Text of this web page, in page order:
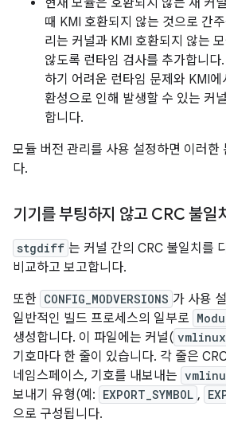
현재 모듈은 호환되지 않는 새 커
때 KMI 호환되지 않는 것으로 간
리는 커널과 KMI 호환되지 않는
않도록 런타임 검사를 추가합니
하기 어려운 런타임 문제와 KMI
환성으로 인해 발생할 수 있는 커
합니다.
모듈 버전 관리를 사용 설정하면 이러한
다.
기기를 부팅하지 않고 CRC 불일
stgdiff 는 커널 간의 CRC 불일치를
비교하고 보고합니다.
또한 CONFIG_MODVERSIONS 가 사용
일반적인 빌드 프로세스의 일부로
생성합니다. 이 파일에는 커널( vmlinux
기호마다 한 줄이 있습니다. 각 줄은
네임스페이스, 기호를 내보내는
보내기 유형(예: EXPORT_SYMBOL ,
으로 구성됩니다.